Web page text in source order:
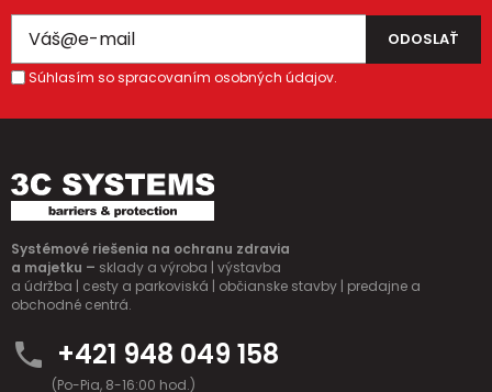
Súhlasím so spracovaním osobných údajov.
Systémové riešenia na ochranu zdravia
a majetku – sklady a výroba | výstavba
a údržba | cesty a parkoviská | občianske stavby | predajne a
obchodné centrá.
+421 948 049 158
(Po-Pia, 8-16:00 hod.)